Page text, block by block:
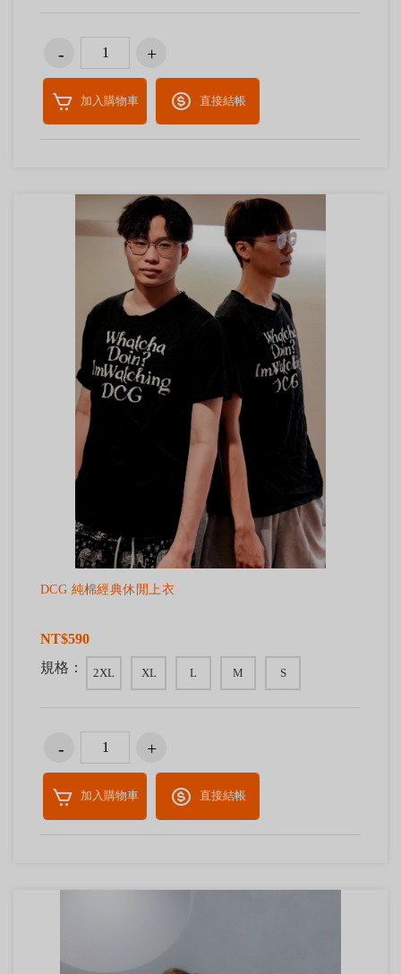
加入購物車 直接結帳
DCG 純棉經典休閒上衣
NT$590
規格：
2XL XL L M S
加入購物車 直接結帳